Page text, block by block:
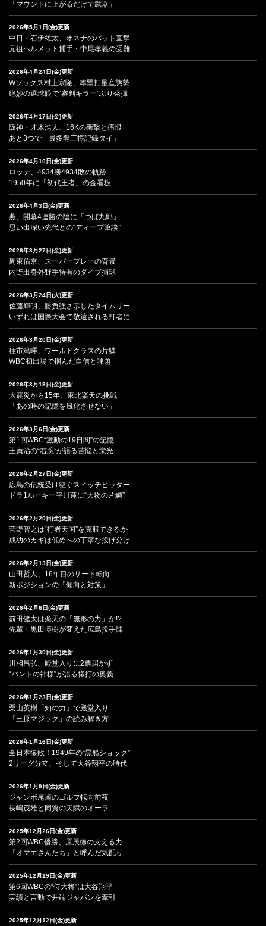
「マウンドに上がるだけで武器」
2026年5月1日(金)更新
中日・石伊雄太、オスナのバット直撃
元祖ヘルメット捕手・中尾孝義の受難
2026年4月24日(金)更新
Wソックス村上宗隆、本塁打量産態勢
絶妙の選球眼で“審判キラー”ぶり発揮
2026年4月17日(金)更新
阪神・才木浩人、16Kの衝撃と痛恨
あと3つで「最多奪三振記録タイ」
2026年4月10日(金)更新
ロッテ、4934勝4934敗の軌跡
1950年に「初代王者」の金看板
2026年4月3日(金)更新
燕、開幕4連勝の陰に「つば九郎」
思い出深い先代との“ディープ筆談”
2026年3月27日(金)更新
周東佑京、スーパープレーの背景
内野出身外野手特有のダイブ捕球
2026年3月24日(火)更新
佐藤輝明、勝負強さ示したタイムリー
いずれは国際大会で敬遠される打者に
2026年3月20日(金)更新
種市篤暉、ワールドクラスの片鱗
WBC初出場で掴んだ自信と課題
2026年3月13日(金)更新
大震災から15年、東北楽天の挑戦
「あの時の記憶を風化させない」
2026年3月6日(金)更新
第1回WBC“激動の19日間”の記憶
王貞治の“右腕”が語る苦悩と栄光
2026年2月27日(金)更新
広島の伝統受け継ぐスイッチヒッター
ドラ1ルーキー平川蓮に“大物の片鱗”
2026年2月20日(金)更新
菅野智之は“打者天国”を克服できるか
成功のカギは低めへの丁寧な投げ分け
2026年2月13日(金)更新
山田哲人、16年目のサード転向
新ポジションの「傾向と対策」
2026年2月6日(金)更新
前田健太は楽天の「無形の力」か!?
先輩・黒田博樹が変えた広島投手陣
2026年1月30日(金)更新
川相昌弘、殿堂入りに2票届かず
“バントの神様”が語る犠打の奥義
2026年1月23日(金)更新
栗山英樹「知の力」で殿堂入り
「三原マジック」の読み解き方
2026年1月16日(金)更新
全日本惨敗！1949年の“黒船ショック”
2リーグ分立、そして大谷翔平の時代
2026年1月9日(金)更新
ジャンボ尾崎のゴルフ転向前夜
長嶋茂雄と同質の天賦のオーラ
2025年12月26日(金)更新
第2回WBC優勝、原辰徳の支える力
「オマエさんたち」と呼んだ気配り
2025年12月19日(金)更新
第6回WBCの“侍大将”は大谷翔平
実績と言動で井端ジャパンを牽引
2025年12月12日(金)更新